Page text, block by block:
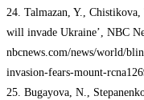
24. Talmazan, Y.,
will invade Ukraine’, NBC
nbcnews.com/news/world/
invasion-fears-mount-
25. Bugayova, N.,